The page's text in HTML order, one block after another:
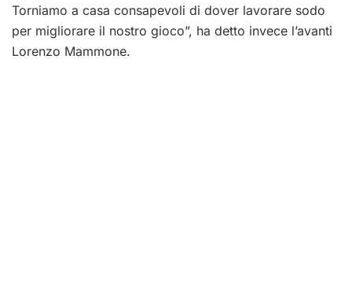
Torniamo a casa consapevoli di dover lavorare sodo
per migliorare il nostro gioco”, ha detto invece l’avanti
Lorenzo Mammone.